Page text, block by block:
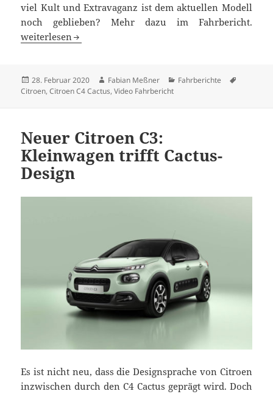
viel Kult und Extravaganz ist dem aktuellen Modell
noch geblieben? Mehr dazu im Fahrbericht.
Citroen C4 Cactus PureTech 110 Test
weiterlesen
Veröffentlicht
am
28. Februar 2020 Autor
Fabian Meßner Kategorien
Fahrberichte
Citroen,Citroen C4 Cactus,Video Fahrbericht
Neuer Citroen C3:
Kleinwagen trifft Cactus-
Design
Es ist nicht neu, dass die Designsprache von Citroen
inzwischen durch den C4 Cactus geprägt wird. Doch